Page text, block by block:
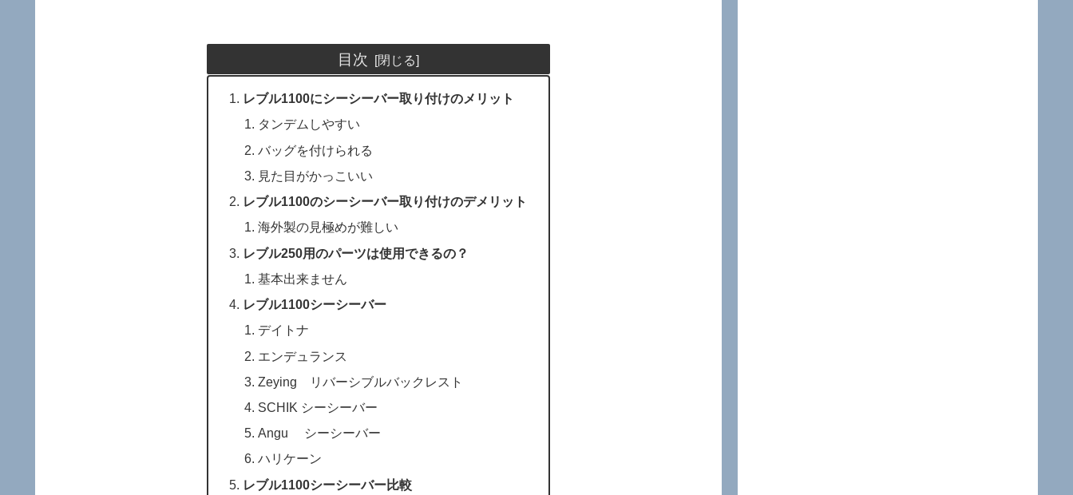
目次
レブル1100にシーシーバー取り付けのメリット
タンデムしやすい
バッグを付けられる
見た目がかっこいい
レブル1100のシーシーバー取り付けのデメリット
海外製の見極めが難しい
レブル250用のパーツは使用できるの？
基本出来ません
レブル1100シーシーバー
デイトナ
エンデュランス
Zeying リバーシブルバックレスト
SCHIK シーシーバー
Angu シーシーバー
ハリケーン
レブル1100シーシーバー比較